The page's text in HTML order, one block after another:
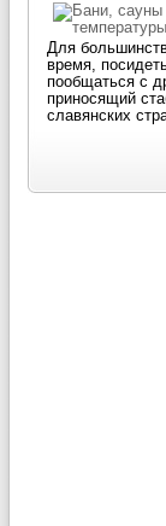
Для
время,
пообщаться с
приносящий
славянских